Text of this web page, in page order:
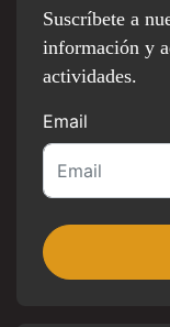
Suscríbete a
información y
actividades.
Email